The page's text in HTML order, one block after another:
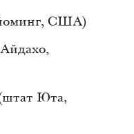
США)
Юта,